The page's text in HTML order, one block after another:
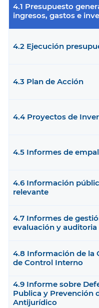
4.1 Presupuesto
ingresos, gastos e
4.2 Ejecución
4.3 Plan de Acción
4.4 Proyectos de
4.5 Informes de
4.6 Información
relevante
4.7 Informes de
evaluación y auditoria
4.8 Información de la
de Control Interno
4.9 Informe sobre
Publica y Prevención
Antijurídico